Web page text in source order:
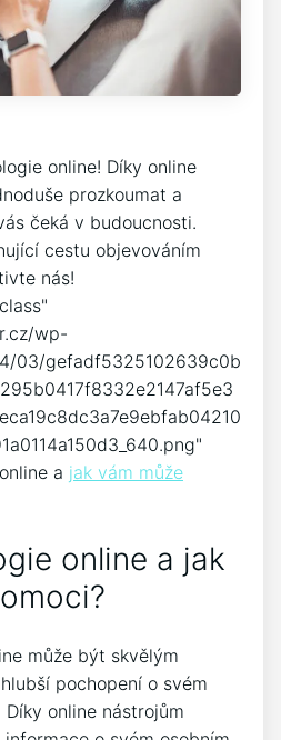
online! Díky online
prozkoumat a
čeká v budoucnosti.
cestu objevováním
nás!
wp-
03/gefadf5325102639c0b
a jak vám může
online a jak
může být skvělým
pochopení o svém
online nástrojům